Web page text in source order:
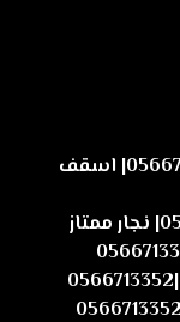
تركيب فورسيلنج في دبي |0566713352| اسقف